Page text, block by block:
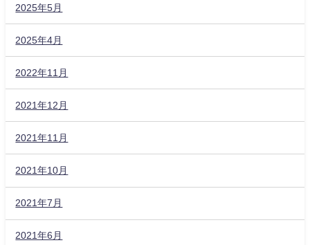
2025年5月
2025年4月
2022年11月
2021年12月
2021年11月
2021年10月
2021年7月
2021年6月